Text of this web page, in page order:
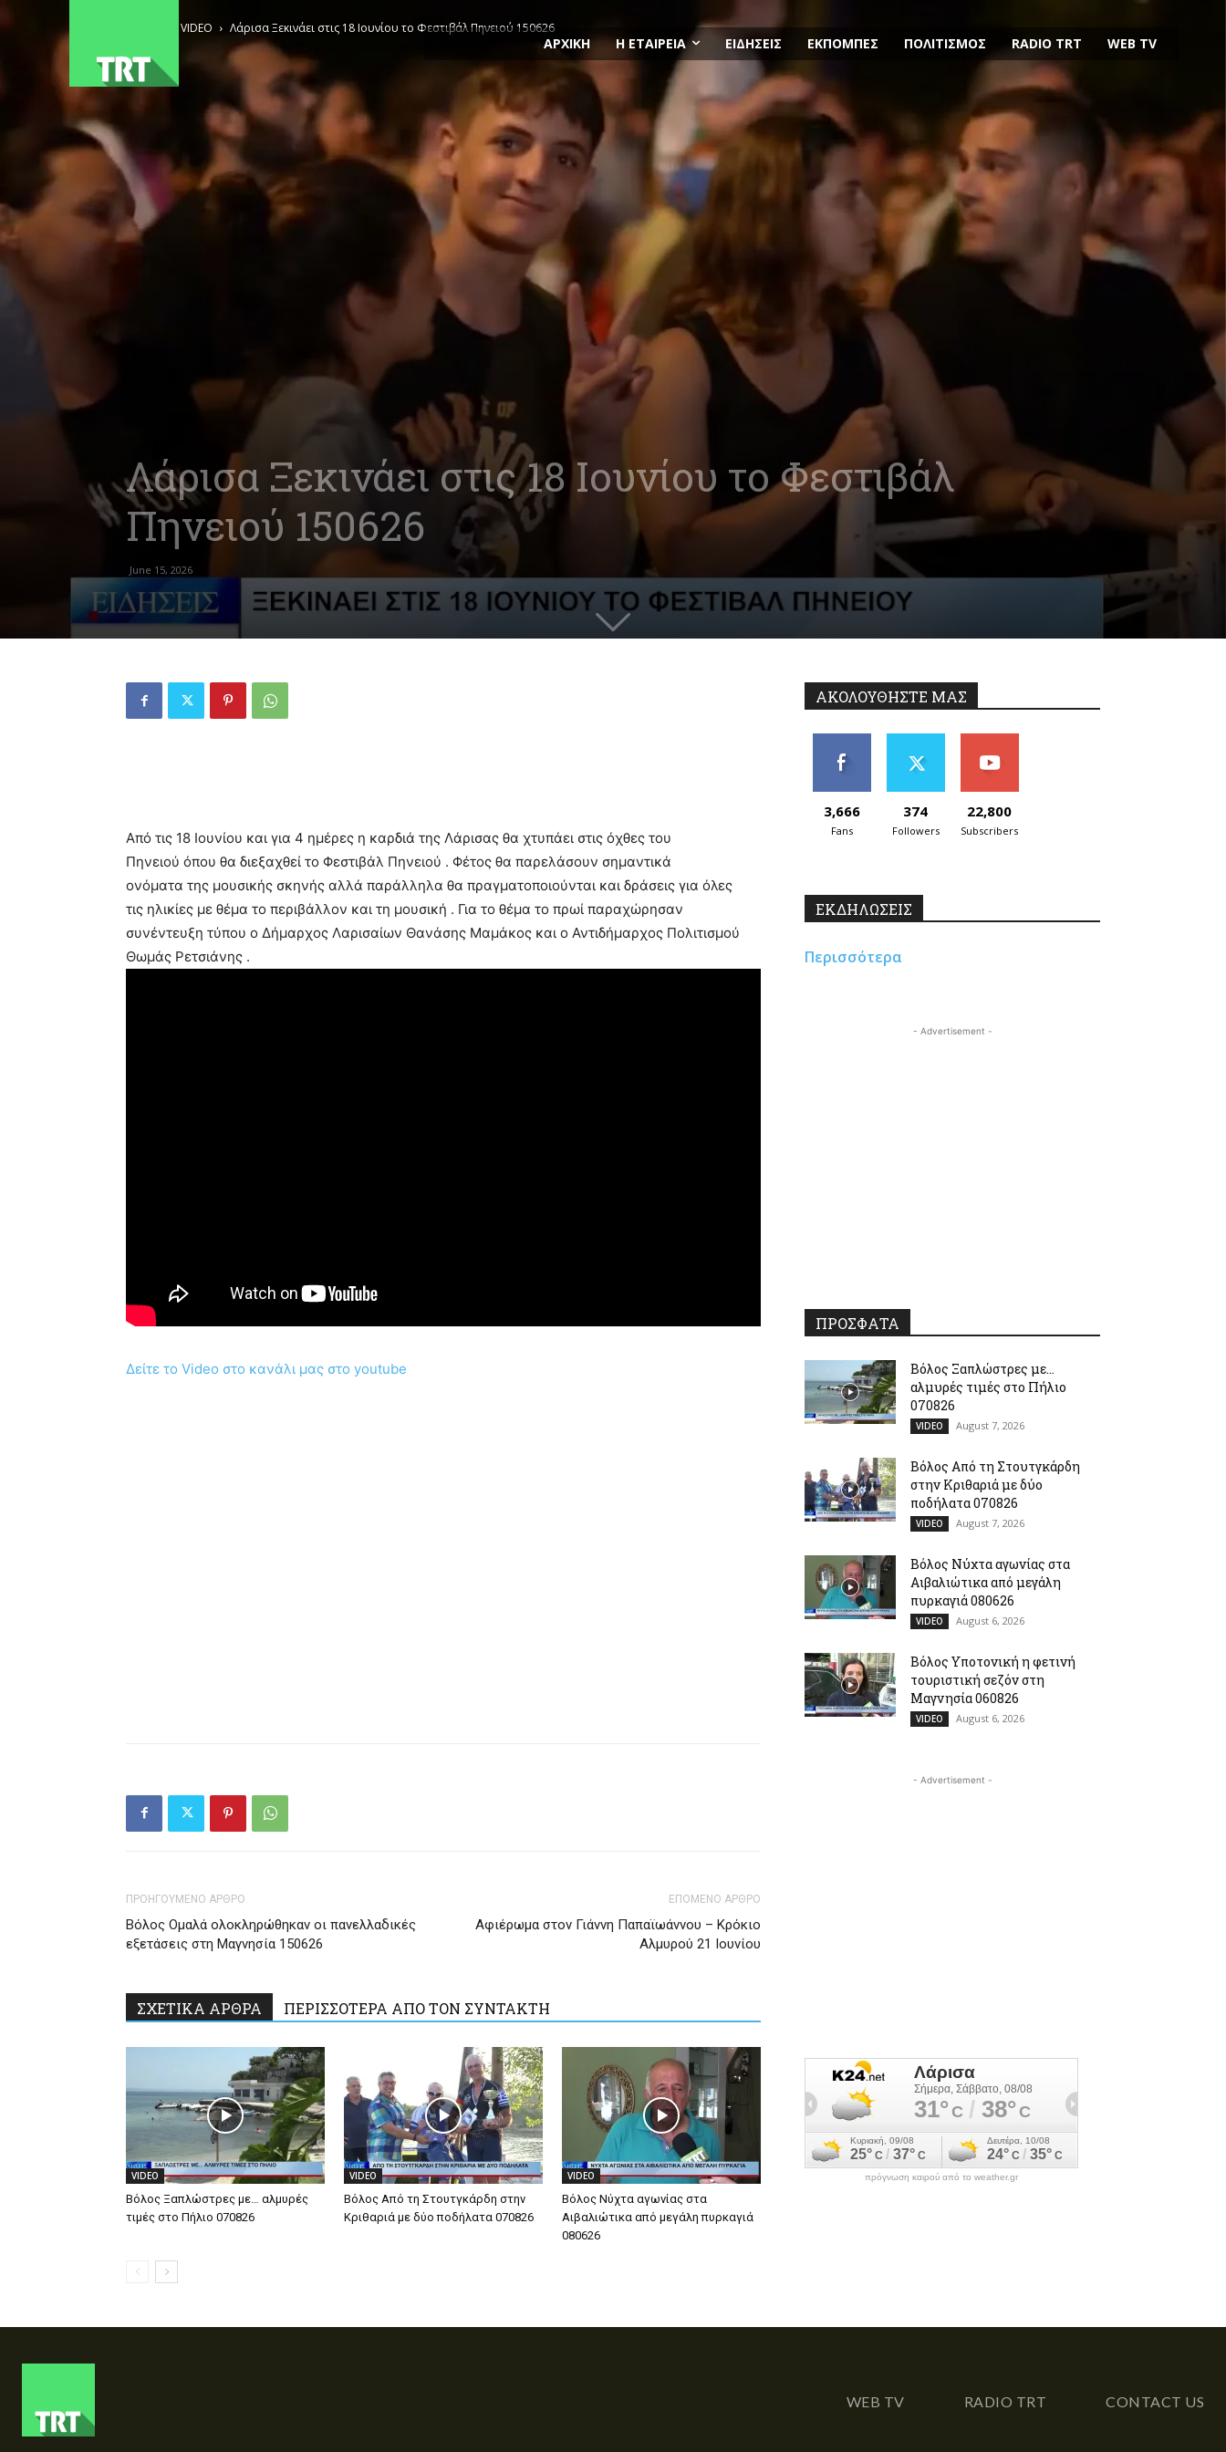
ΑΡΧΙΚΗ Η ΕΤΑΙΡΕΙΑ ΕΙΔΗΣΕΙΣ ΕΚΠΟΜΠΕΣ ΠΟΛΙΤΙΣΜΟΣ RADIO TRT WEB TV
VIDEO Λάρισα Ξεκινάει στις 18 Ιουνίου το Φεστιβάλ Πηνειού 150626
Λάρισα Ξεκινάει στις 18 Ιουνίου το Φεστιβάλ
Πηνειού 150626
June 15, 2026
Από τις 18 Ιουνίου και για 4 ημέρες η καρδιά της Λάρισας θα χτυπάει στις όχθες του
Πηνειού όπου θα διεξαχθεί το Φεστιβάλ Πηνειού . Φέτος θα παρελάσουν σημαντικά
ονόματα της μουσικής σκηνής αλλά παράλληλα θα πραγματοποιούνται και δράσεις για όλες
τις ηλικίες με θέμα το περιβάλλον και τη μουσική . Για το θέμα το πρωί παραχώρησαν
συνέντευξη τύπου ο Δήμαρχος Λαρισαίων Θανάσης Μαμάκος και ο Αντιδήμαρχος Πολιτισμού
Θωμάς Ρετσιάνης .
Δείτε το Video στο κανάλι μας στο youtube
ΠΡΟΗΓΟΥΜΕΝΟ ΑΡΘΡΟ
Βόλος Ομαλά ολοκληρώθηκαν οι πανελλαδικές
εξετάσεις στη Μαγνησία 150626
ΕΠΟΜΕΝΟ ΑΡΘΡΟ
Αφιέρωμα στον Γιάννη Παπαϊωάννου – Κρόκιο
Αλμυρού 21 Ιουνίου
ΣΧΕΤΙΚΑ ΑΡΘΡΑ ΠΕΡΙΣΣΟΤΕΡΑ ΑΠΟ ΤΟΝ ΣΥΝΤΑΚΤΗ
VIDEO
Βόλος Ξαπλώστρες με… αλμυρές
τιμές στο Πήλιο 070826
VIDEO
Βόλος Από τη Στουτγκάρδη στην
Κριθαριά με δύο ποδήλατα 070826
VIDEO
Βόλος Νύχτα αγωνίας στα
Αιβαλιώτικα από μεγάλη πυρκαγιά
080626
ΑΚΟΛΟΥΘΗΣΤΕ ΜΑΣ
3,666
Fans
374
Followers
22,800
Subscribers
ΕΚΔΗΛΩΣΕΙΣ
Περισσότερα
- Advertisement -
ΠΡΟΣΦΑΤΑ
Βόλος Ξαπλώστρες με…
αλμυρές τιμές στο Πήλιο
070826
VIDEO August 7, 2026
Βόλος Από τη Στουτγκάρδη
στην Κριθαριά με δύο
ποδήλατα 070826
VIDEO August 7, 2026
Βόλος Νύχτα αγωνίας στα
Αιβαλιώτικα από μεγάλη
πυρκαγιά 080626
VIDEO August 6, 2026
Βόλος Υποτονική η φετινή
τουριστική σεζόν στη
Μαγνησία 060826
VIDEO August 6, 2026
- Advertisement -
πρόγνωση καιρού από το weather.gr
WEB TV RADIO TRT CONTACT US